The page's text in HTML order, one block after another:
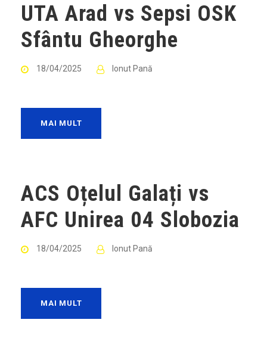
UTA Arad vs Sepsi OSK
Sfântu Gheorghe
18/04/2025 Ionut Pană
MAI MULT
ACS Oțelul Galați vs
AFC Unirea 04 Slobozia
18/04/2025 Ionut Pană
MAI MULT